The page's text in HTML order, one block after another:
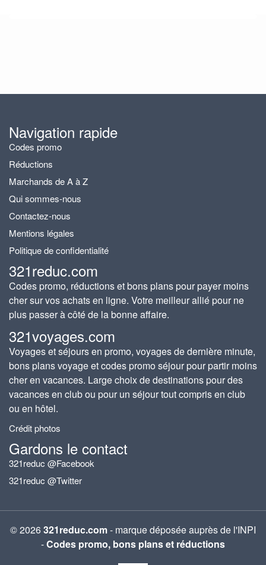
Navigation rapide
Codes promo
Réductions
Marchands de A à Z
Qui sommes-nous
Contactez-nous
Mentions légales
Politique de confidentialité
321reduc.com
Codes promo, réductions et bons plans pour payer moins
cher sur vos achats en ligne. Votre meilleur allié pour ne
plus passer à côté de la bonne affaire.
321voyages.com
Voyages et séjours en promo, voyages de dernière minute,
bons plans voyage et codes promo séjour pour partir moins
cher en vacances. Large choix de destinations pour des
vacances en club ou pour un séjour tout compris en club
ou en hôtel.
Crédit photos
Gardons le contact
321reduc @Facebook
321reduc @Twitter
© 2026321reduc.com- marque déposée auprès de l'INPI
-Codes promo, bons plans et réductions